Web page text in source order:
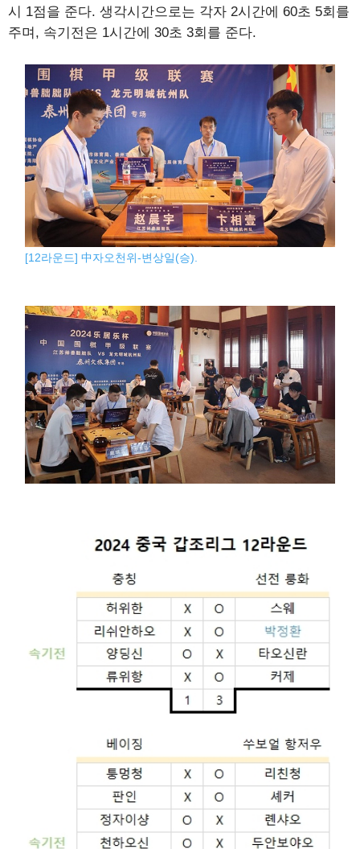
시 1점을 준다. 생각시간으로는 각자 2시간에 60초 5회를
주며, 속기전은 1시간에 30초 3회를 준다.
[12라운드] 中자오천위-변상일(승).